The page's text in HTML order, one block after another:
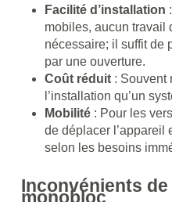
Facilité d’installation
mobiles, aucun travail
nécessaire; il suffit de
par une ouverture.
Coût réduit: Souvent
l’installation qu’un
Mobilité : Pour les
de déplacer l’appareil
selon les besoins
Inconvénients
monobloc